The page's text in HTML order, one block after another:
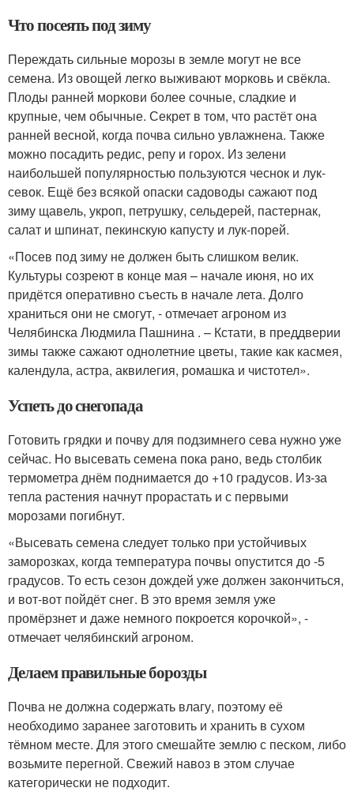
Что посеять под зиму
Переждать сильные морозы в земле могут не все
семена. Из овощей легко выживают морковь и свёкла.
Плоды ранней моркови более сочные, сладкие и
крупные, чем обычные. Секрет в том, что растёт она
ранней весной, когда почва сильно увлажнена. Также
можно посадить редис, репу и горох. Из зелени
наибольшей популярностью пользуются чеснок и лук-
севок. Ещё без всякой опаски садоводы сажают под
зиму щавель, укроп, петрушку, сельдерей, пастернак,
салат и шпинат, пекинскую капусту и лук-порей.
«Посев под зиму не должен быть слишком велик.
Культуры созреют в конце мая – начале июня, но их
придётся оперативно съесть в начале лета. Долго
храниться они не смогут, - отмечает агроном из
Челябинска Людмила Пашнина . – Кстати, в преддверии
зимы также сажают однолетние цветы, такие как касмея,
календула, астра, аквилегия, ромашка и чистотел».
Успеть до снегопада
Готовить грядки и почву для подзимнего сева нужно уже
сейчас. Но высевать семена пока рано, ведь столбик
термометра днём поднимается до +10 градусов. Из-за
тепла растения начнут прорастать и с первыми
морозами погибнут.
«Высевать семена следует только при устойчивых
заморозках, когда температура почвы опустится до -5
градусов. То есть сезон дождей уже должен закончиться,
и вот-вот пойдёт снег. В это время земля уже
промёрзнет и даже немного покроется корочкой», -
отмечает челябинский агроном.
Делаем правильные борозды
Почва не должна содержать влагу, поэтому её
необходимо заранее заготовить и хранить в сухом
тёмном месте. Для этого смешайте землю с песком, либо
возьмите перегной. Свежий навоз в этом случае
категорически не подходит.